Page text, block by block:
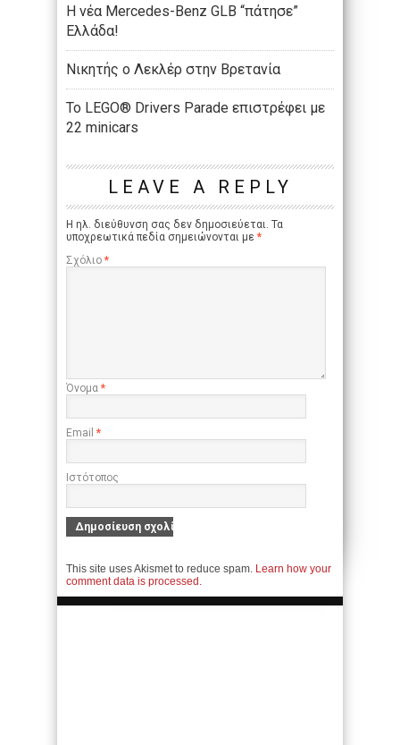
Η νέα Mercedes-Benz GLB “πάτησε”
Ελλάδα!
Νικητής ο Λεκλέρ στην Βρετανία
Το LEGO® Drivers Parade επιστρέφει με
22 minicars
LEAVE A REPLY
Η ηλ. διεύθυνση σας δεν δημοσιεύεται. Τα
υποχρεωτικά πεδία σημειώνονται με *
Σχόλιο *
Όνομα *
Email *
Ιστότοπος
This site uses Akismet to reduce spam. Learn how your
comment data is processed.